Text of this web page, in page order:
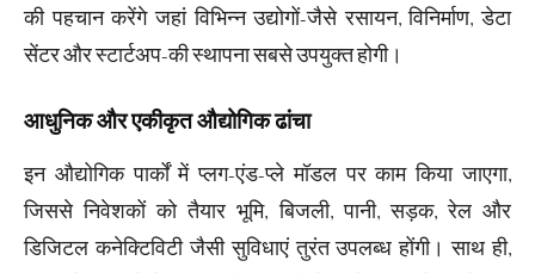
की पहचान करेंगे जहां विभिन्न उद्योगों-जैसे रसायन, विनिर्माण, डेटा
सेंटर और स्टार्टअप-की स्थापना सबसे उपयुक्त होगी।
आधुनिक और एकीकृत औद्योगिक ढांचा
इन औद्योगिक पार्कों में प्लग-एंड-प्ले मॉडल पर काम किया जाएगा,
जिससे निवेशकों को तैयार भूमि, बिजली, पानी, सड़क, रेल और
डिजिटल कनेक्टिविटी जैसी सुविधाएं तुरंत उपलब्ध होंगी। साथ ही,